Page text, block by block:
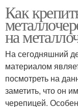
Как
на
На сегодняшний
материалом
посмотреть на
заметить, что он
черепицей.